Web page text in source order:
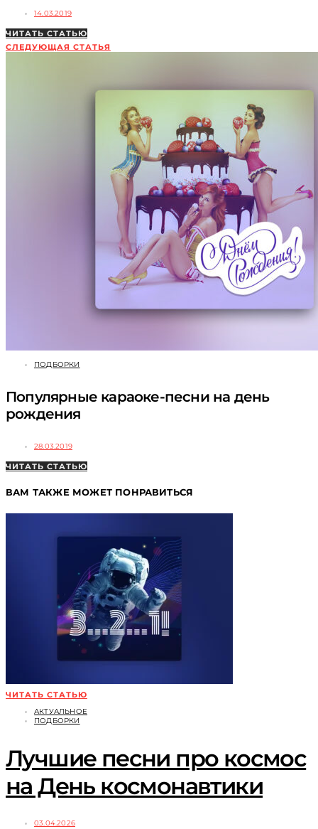
14.03.2019
ЧИТАТЬ СТАТЬЮ
СЛЕДУЮЩАЯ СТАТЬЯ
ПОДБОРКИ
Популярные караоке-песни на день
рождения
28.03.2019
ЧИТАТЬ СТАТЬЮ
ВАМ ТАКЖЕ МОЖЕТ ПОНРАВИТЬСЯ
ЧИТАТЬ СТАТЬЮ
АКТУАЛЬНОЕ
ПОДБОРКИ
Лучшие песни про космос
на День космонавтики
03.04.2026